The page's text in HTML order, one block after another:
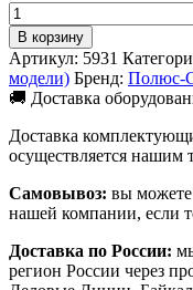
Количество
товара
Моноблок
Полюс-
Сар
MGM
110
F
В корзину
Артикул: 5931
модели) Бренд: Полюс-
🚚 Доставка
Доставка
осуществляется нашим
Самовывоз: вы можете
нашей компании, если
Доставка по России:
регион России через